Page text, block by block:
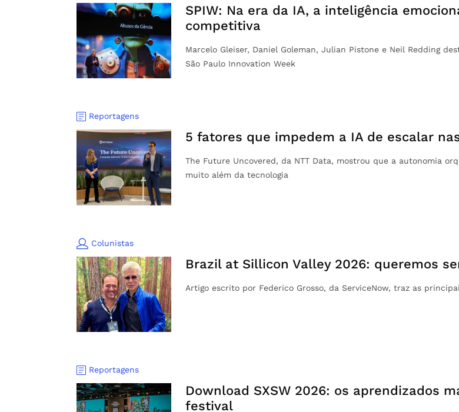
SPIW: Na era da IA, a inteligência
competitiva
Marcelo Gleiser, Daniel Goleman, Julian Pistone e Neil Redding
São Paulo Innovation Week
Reportagens
5 fatores que impedem a IA de escalar
The Future Uncovered, da NTT Data, mostrou que a autonomia
muito além da tecnologia
Colunistas
Brazil at Sillicon Valley 2026: queremos
Artigo escrito por Federico Grosso, da ServiceNow, traz as
Reportagens
Download SXSW 2026: os aprendizados
festival